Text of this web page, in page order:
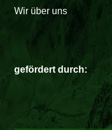
Wir über uns
gefördert durch: